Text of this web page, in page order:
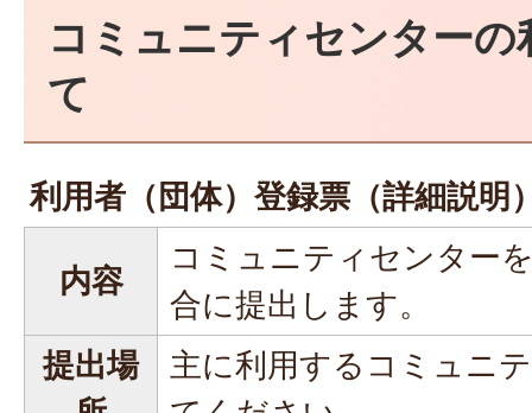
コミュニティセンターの
て
利用者（団体）登録票（詳細説明
内容
コミュニティセンター
合に提出します。
提出場
主に利用するコミュニ